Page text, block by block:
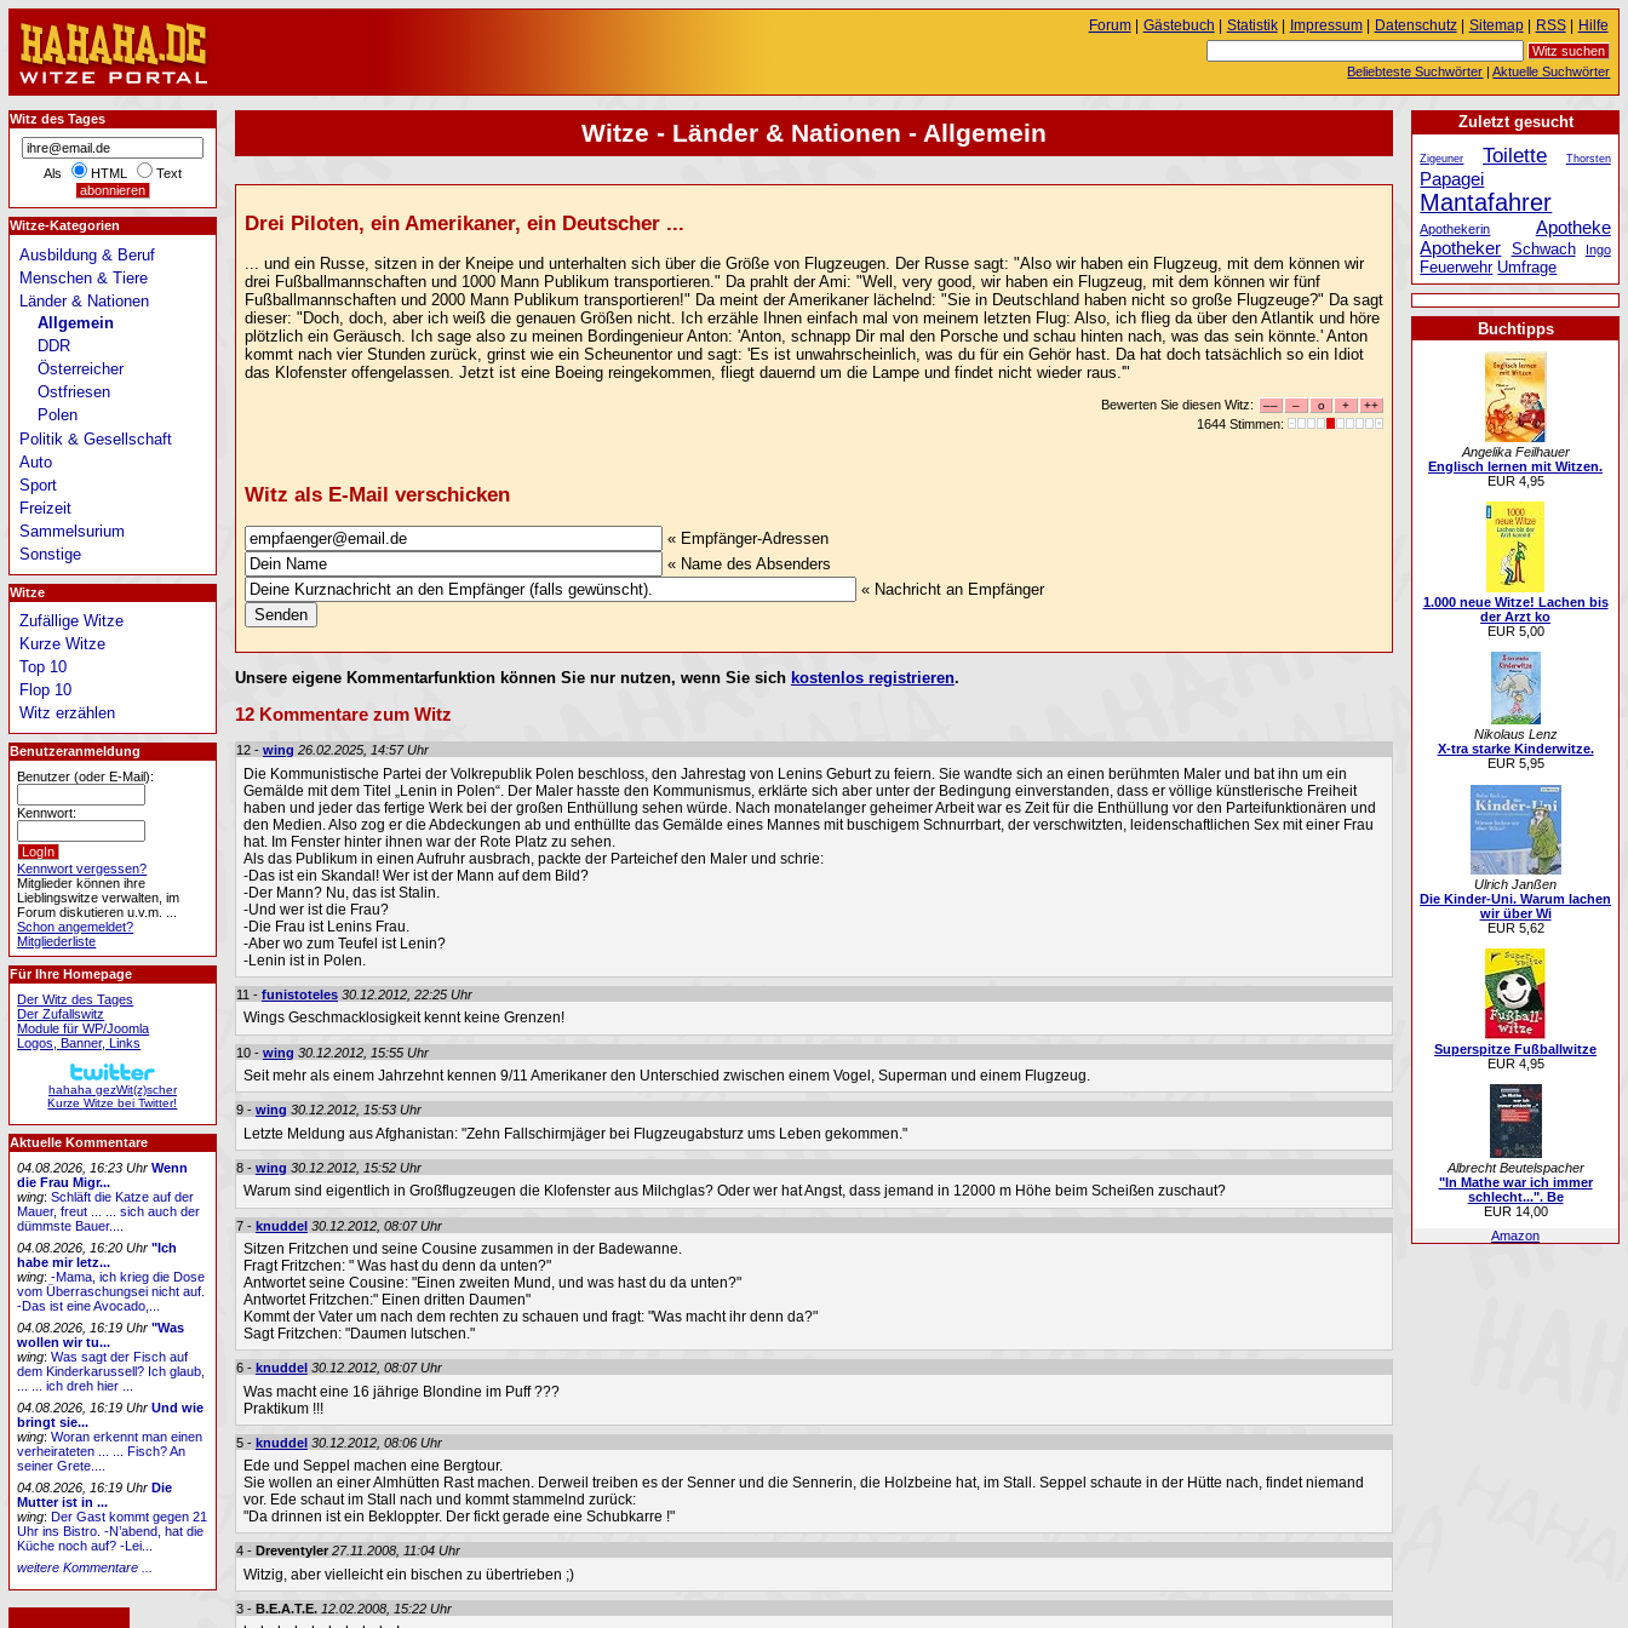
Witze - Länder & Nationen - Allgemein
Drei Piloten, ein Amerikaner, ein Deutscher ...
... und ein Russe, sitzen in der Kneipe und unterhalten sich über die Größe von Flugzeugen. Der Russe sagt: "Also wir haben ein Flugzeug, mit dem können wir
drei Fußballmannschaften und 1000 Mann Publikum transportieren." Da prahlt der Ami: "Well, very good, wir haben ein Flugzeug, mit dem können wir fünf
Fußballmannschaften und 2000 Mann Publikum transportieren!" Da meint der Amerikaner lächelnd: "Sie in Deutschland haben nicht so große Flugzeuge?" Da sagt
dieser: "Doch, doch, aber ich weiß die genauen Größen nicht. Ich erzähle Ihnen einfach mal von meinem letzten Flug: Also, ich flieg da über den Atlantik und höre
plötzlich ein Geräusch. Ich sage also zu meinen Bordingenieur Anton: 'Anton, schnapp Dir mal den Porsche und schau hinten nach, was das sein könnte.' Anton
kommt nach vier Stunden zurück, grinst wie ein Scheunentor und sagt: 'Es ist unwahrscheinlich, was du für ein Gehör hast. Da hat doch tatsächlich so ein Idiot
das Klofenster offengelassen. Jetzt ist eine Boeing reingekommen, fliegt dauernd um die Lampe und findet nicht wieder raus.'"
Bewerten Sie diesen Witz:
1644 Stimmen:
Witz als E-Mail verschicken
« Empfänger-Adressen
« Name des Absenders
« Nachricht an Empfänger
Unsere eigene Kommentarfunktion können Sie nur nutzen, wenn Sie sich kostenlos registrieren.
12 Kommentare zum Witz
12 - wing 26.02.2025, 14:57 Uhr
Die Kommunistische Partei der Volkrepublik Polen beschloss, den Jahrestag von Lenins Geburt zu feiern. Sie wandte sich an einen berühmten Maler und bat ihn um ein
Gemälde mit dem Titel „Lenin in Polen“. Der Maler hasste den Kommunismus, erklärte sich aber unter der Bedingung einverstanden, dass er völlige künstlerische Freiheit
haben und jeder das fertige Werk bei der großen Enthüllung sehen würde. Nach monatelanger geheimer Arbeit war es Zeit für die Enthüllung vor den Parteifunktionären und
den Medien. Also zog er die Abdeckungen ab und enthüllte das Gemälde eines Mannes mit buschigem Schnurrbart, der verschwitzten, leidenschaftlichen Sex mit einer Frau
hat. Im Fenster hinter ihnen war der Rote Platz zu sehen.
Als das Publikum in einen Aufruhr ausbrach, packte der Parteichef den Maler und schrie:
-Das ist ein Skandal! Wer ist der Mann auf dem Bild?
-Der Mann? Nu, das ist Stalin.
-Und wer ist die Frau?
-Die Frau ist Lenins Frau.
-Aber wo zum Teufel ist Lenin?
-Lenin ist in Polen.
11 - funistoteles 30.12.2012, 22:25 Uhr
Wings Geschmacklosigkeit kennt keine Grenzen!
10 - wing 30.12.2012, 15:55 Uhr
Seit mehr als einem Jahrzehnt kennen 9/11 Amerikaner den Unterschied zwischen einem Vogel, Superman und einem Flugzeug.
9 - wing 30.12.2012, 15:53 Uhr
Letzte Meldung aus Afghanistan: "Zehn Fallschirmjäger bei Flugzeugabsturz ums Leben gekommen."
8 - wing 30.12.2012, 15:52 Uhr
Warum sind eigentlich in Großflugzeugen die Klofenster aus Milchglas? Oder wer hat Angst, dass jemand in 12000 m Höhe beim Scheißen zuschaut?
7 - knuddel 30.12.2012, 08:07 Uhr
Sitzen Fritzchen und seine Cousine zusammen in der Badewanne.
Fragt Fritzchen: " Was hast du denn da unten?"
Antwortet seine Cousine: "Einen zweiten Mund, und was hast du da unten?"
Antwortet Fritzchen:" Einen dritten Daumen"
Kommt der Vater um nach dem rechten zu schauen und fragt: "Was macht ihr denn da?"
Sagt Fritzchen: "Daumen lutschen."
6 - knuddel 30.12.2012, 08:07 Uhr
Was macht eine 16 jährige Blondine im Puff ???
Praktikum !!!
5 - knuddel 30.12.2012, 08:06 Uhr
Ede und Seppel machen eine Bergtour.
Sie wollen an einer Almhütten Rast machen. Derweil treiben es der Senner und die Sennerin, die Holzbeine hat, im Stall. Seppel schaute in der Hütte nach, findet niemand
vor. Ede schaut im Stall nach und kommt stammelnd zurück:
"Da drinnen ist ein Bekloppter. Der fickt gerade eine Schubkarre !"
4 - Dreventyler 27.11.2008, 11:04 Uhr
Witzig, aber vielleicht ein bischen zu übertrieben ;)
3 - B.E.A.T.E. 12.02.2008, 15:22 Uhr
Witz des Tages
Als HTML Text
Witze-Kategorien
Ausbildung & Beruf
Menschen & Tiere
Länder & Nationen
Allgemein
DDR
Österreicher
Ostfriesen
Polen
Politik & Gesellschaft
Auto
Sport
Freizeit
Sammelsurium
Sonstige
Witze
Zufällige Witze
Kurze Witze
Top 10
Flop 10
Witz erzählen
Benutzeranmeldung
Benutzer (oder E-Mail):
Kennwort:
Kennwort vergessen?
Mitglieder können ihre
Lieblingswitze verwalten, im
Forum diskutieren u.v.m. ...
Schon angemeldet?
Mitgliederliste
Für Ihre Homepage
Der Witz des Tages
Der Zufallswitz
Module für WP/Joomla
Logos, Banner, Links
hahaha gezWit(z)scher
Kurze Witze bei Twitter!
Aktuelle Kommentare
04.08.2026, 16:23 Uhr Wenn
die Frau Migr...
wing:Schläft die Katze auf der
Mauer, freut ... ... sich auch der
dümmste Bauer....
04.08.2026, 16:20 Uhr "Ich
habe mir letz...
wing:-Mama, ich krieg die Dose
vom Überraschungsei nicht auf.
-Das ist eine Avocado,...
04.08.2026, 16:19 Uhr "Was
wollen wir tu...
wing:Was sagt der Fisch auf
dem Kinderkarussell? Ich glaub,
... ... ich dreh hier ...
04.08.2026, 16:19 Uhr Und wie
bringt sie...
wing:Woran erkennt man einen
verheirateten ... ... Fisch? An
seiner Grete....
04.08.2026, 16:19 Uhr Die
Mutter ist in ...
wing:Der Gast kommt gegen 21
Uhr ins Bistro. -N’abend, hat die
Küche noch auf? -Lei...
weitere Kommentare ...
Forum| Gästebuch | Statistik| Impressum| Datenschutz| Sitemap| RSS| Hilfe
Beliebteste Suchwörter |Aktuelle Suchwörter
Zuletzt gesucht
Zigeuner Toilette Thorsten
Papagei
Mantafahrer
Apothekerin
Apotheke
Apotheker Schwach Ingo
Feuerwehr Umfrage
Buchtipps
Angelika Feilhauer
Englisch lernen mit Witzen.
EUR 4,95
1.000 neue Witze! Lachen bis
der Arzt ko
EUR 5,00
Nikolaus Lenz
X-tra starke Kinderwitze.
EUR 5,95
Ulrich Janßen
Die Kinder-Uni. Warum lachen
wir über Wi
EUR 5,62
Superspitze Fußballwitze
EUR 4,95
Albrecht Beutelspacher
"In Mathe war ich immer
schlecht...". Be
EUR 14,00
Amazon